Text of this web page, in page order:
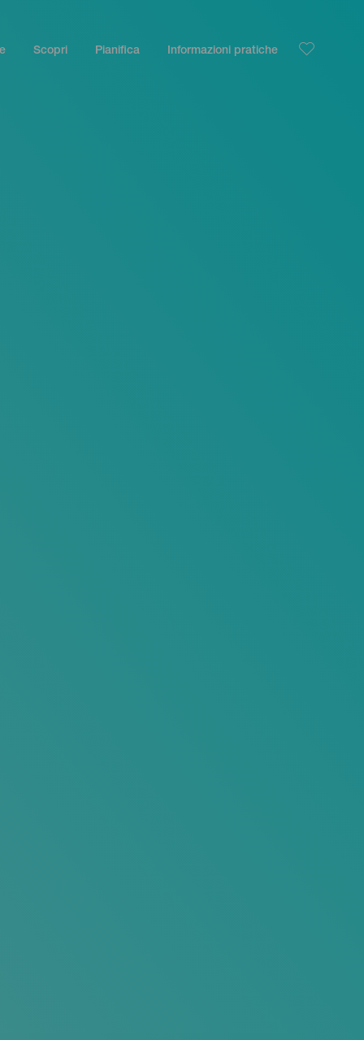
Scopri Pianifica Informazioni pratiche